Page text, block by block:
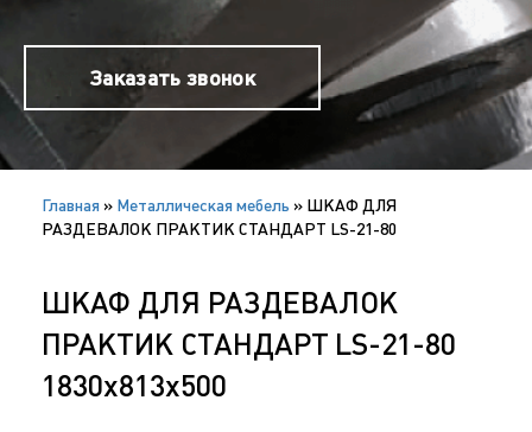
Заказать звонок
Главная » Металлическая мебель » ШКАФ ДЛЯ
РАЗДЕВАЛОК ПРАКТИК СТАНДАРТ LS-21-80
ШКАФ ДЛЯ РАЗДЕВАЛОК
ПРАКТИК СТАНДАРТ LS-21-80
1830x813x500